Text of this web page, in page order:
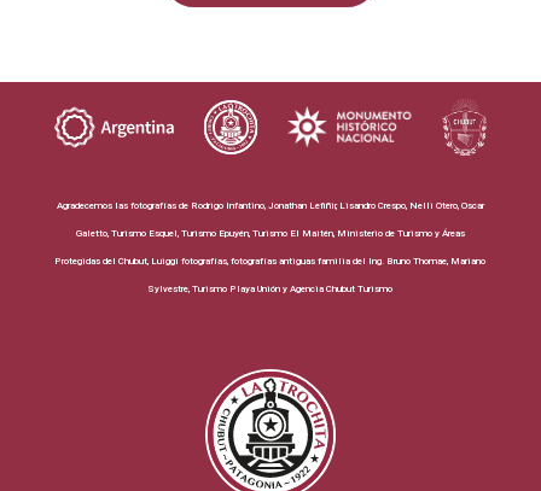
Agradecemos las fotografías de Rodrigo Infantino, Jonathan Lefiñir, Lisandro Crespo, Nelli Otero, Oscar
Galetto, Turismo Esquel, Turismo Epuyén, Turismo El Maitén, Ministerio de Turismo y Áreas
Protegidas del Chubut, Luiggi fotografías, fotografías antiguas familia del Ing. Bruno Thomae, Mariano
Sylvestre, Turismo Playa Unión y Agencia Chubut Turismo